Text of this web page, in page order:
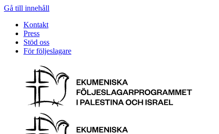
Gå till innehåll
Kontakt
Press
Stöd oss
För följeslagare